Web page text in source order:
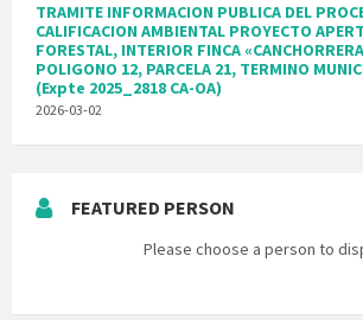
TRAMITE INFORMACION PUBLICA DEL
CALIFICACION AMBIENTAL PROYECTO
FORESTAL, INTERIOR FINCA
POLIGONO 12, PARCELA 21, TERMINO
(Expte 2025_2818 CA-OA)
2026-03-02
FEATURED PERSON
Please choose a person to